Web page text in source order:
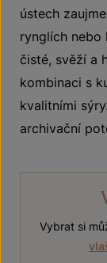
ústech
rynglích nebo
čisté, svěží a
kombinaci s
kvalitními
archivační
Vybrat si